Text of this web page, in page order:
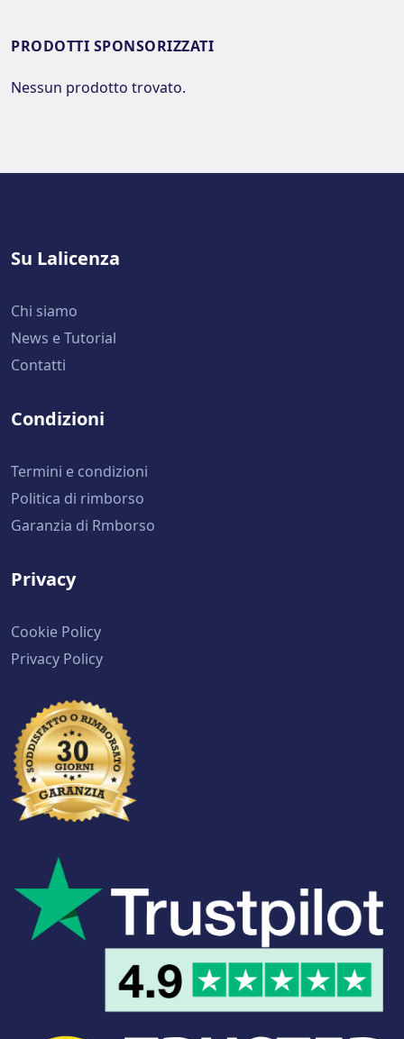
PRODOTTI SPONSORIZZATI
Nessun prodotto trovato.
Su Lalicenza
Chi siamo
News e Tutorial
Contatti
Condizioni
Termini e condizioni
Politica di rimborso
Garanzia di Rmborso
Privacy
Cookie Policy
Privacy Policy